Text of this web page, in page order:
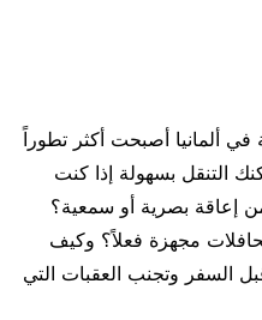
ألمانيا أصبحت أكثر تطوراً
بسهولة إذا كنت
إعاقة بصرية أو سمعية؟
مجهزة فعلاً؟ وكيف
السفر وتجنب العقبات التي